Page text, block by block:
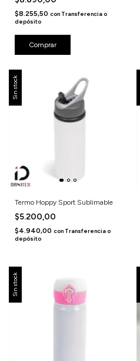
$8.255,50 con Transferencia o
depósito
Comprar
Sin stock
Termo Hoppy Sport Sublimable
$5.200,00
$4.940,00 con Transferencia o
depósito
Sin stock